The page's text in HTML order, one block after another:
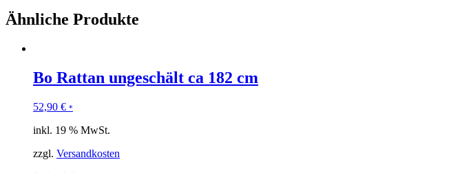
Ähnliche Produkte
Bo Rattan ungeschält ca 182 cm
52,90 € *
inkl. 19 % MwSt.
zzgl. Versandkosten